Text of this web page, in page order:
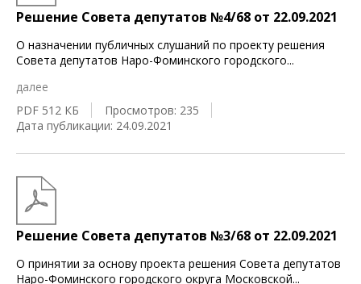
Решение Совета депутатов №4/68 от 22.09.2021
О назначении публичных слушаний по проекту решения
Совета депутатов Наро-Фоминского городского...
далее
PDF 512 КБ
Просмотров: 235
Дата публикации: 24.09.2021
Решение Совета депутатов №3/68 от 22.09.2021
О принятии за основу проекта решения Совета депутатов
Наро-Фоминского городского округа Московской...